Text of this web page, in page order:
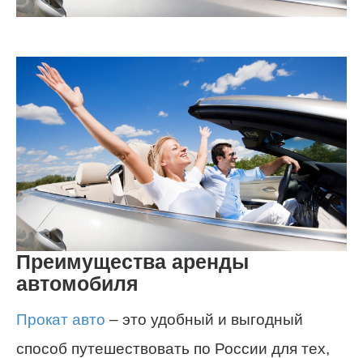
Преимущества аренды
автомобиля
Прокат авто – это удобный и выгодный
способ путешествовать по России для тех,